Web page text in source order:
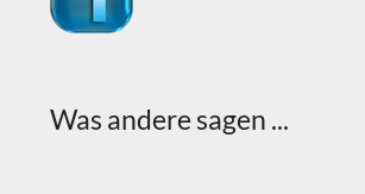
Was andere sagen ...